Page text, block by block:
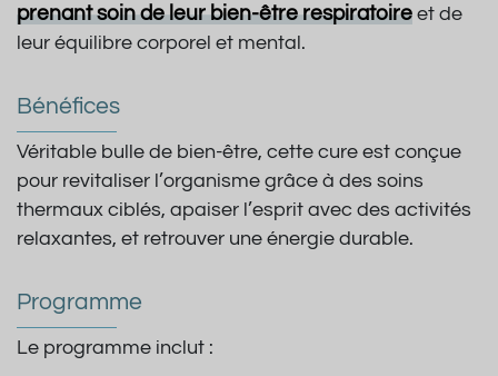
prenant soin de leur bien-être respiratoire et de
leur équilibre corporel et mental.
Bénéfices
Véritable bulle de bien-être, cette cure est conçue
pour revitaliser l’organisme grâce à des soins
thermaux ciblés, apaiser l’esprit avec des activités
relaxantes, et retrouver une énergie durable.
Programme
Le programme inclut :